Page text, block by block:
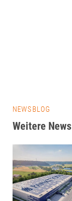
NEWSBLOG
Weitere